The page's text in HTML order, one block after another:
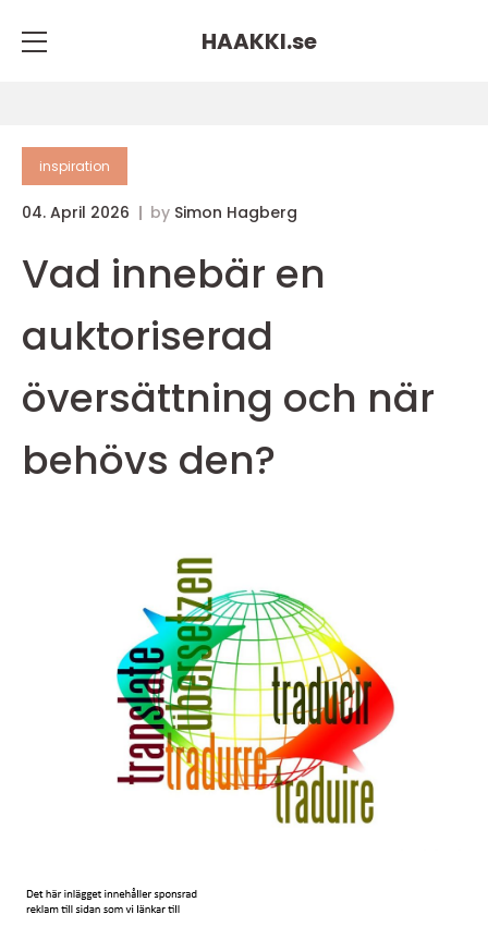
HAAKKI.se
inspiration
04. April 2026 by Simon Hagberg
Vad innebär en
auktoriserad
översättning och när
behövs den?